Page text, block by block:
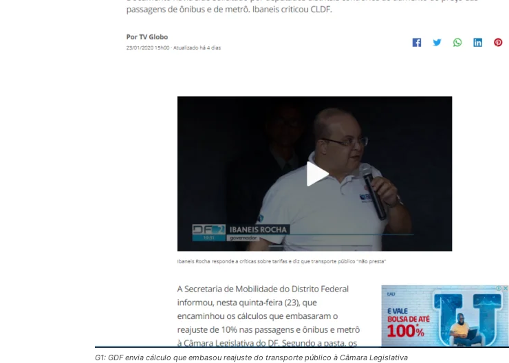
G1: GDF envia cálculo que embasou reajuste do transporte público à Câmara Legislativa